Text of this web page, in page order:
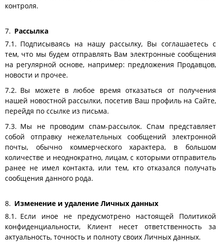
контроля.
Рассылка
Подписываясь на нашу рассылку, Вы соглашаетесь с
тем, что мы будем отправлять Вам электронные сообщения
на регулярной основе, например: предложения Продавцов,
новости и прочее.
Вы можете в любое время отказаться от получения
нашей новостной рассылки, посетив Ваш профиль на Сайте,
перейдя по ссылке из письма.
Мы не проводим спам-рассылок. Спам представляет
собой отправку нежелательных сообщений электронной
почты, обычно коммерческого характера, в большом
количестве и неоднократно, лицам, с которыми отправитель
ранее не имел контакта, или тем, кто отказался получать
сообщения данного рода.
Изменение и удаление Личных данных
Если иное не предусмотрено настоящей Политикой
конфиденциальности, Клиент несет ответственность за
актуальность, точность и полноту своих Личных данных.